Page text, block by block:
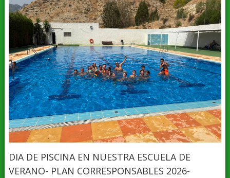
DIA DE PISCINA EN NUESTRA ESCUELA DE
VERANO- PLAN CORRESPONSABLES 2026-